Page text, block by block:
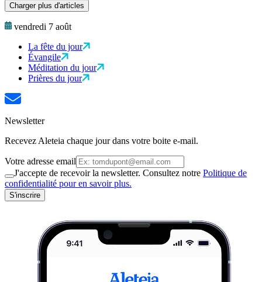
Charger plus d'articles
vendredi 7 août
La fête du jour
Évangile
Méditation du jour
Prières du jour
Newsletter
Recevez Aleteia chaque jour dans votre boite e-mail.
Votre adresse email
J'accepte de recevoir la newsletter. Consultez notre Politique de
confidentialité pour en savoir plus.
S'inscrire